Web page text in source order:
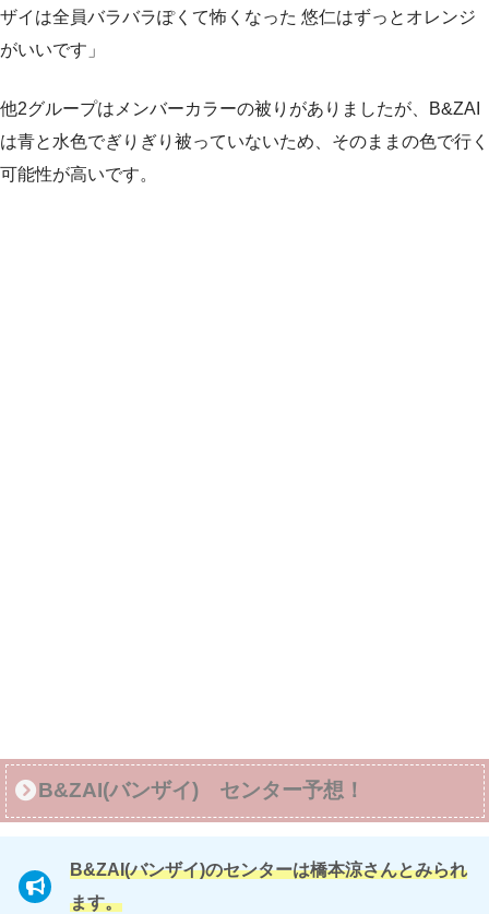
ザイは全員バラバラぽくて怖くなった 悠仁はずっとオレンジ
がいいです」
他2グループはメンバーカラーの被りがありましたが、B&ZAI
は青と水色でぎりぎり被っていないため、そのままの色で行く
可能性が高いです。
B&ZAI(バンザイ) センター予想！
B&ZAI(バンザイ)のセンターは橋本涼さんとみられ
ます。